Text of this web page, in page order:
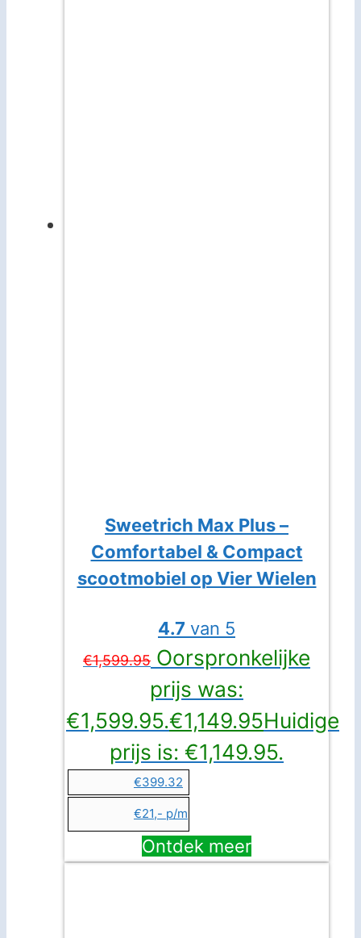
Sweetrich Max Plus –
Comfortabel & Compact
scootmobiel op Vier Wielen
4.7 van 5
€1,599.95 Oorspronkelijke
prijs was:
€1,599.95.€1,149.95Huidige
prijs is: €1,149.95.
€399.32
€21,- p/m
Ontdek meer